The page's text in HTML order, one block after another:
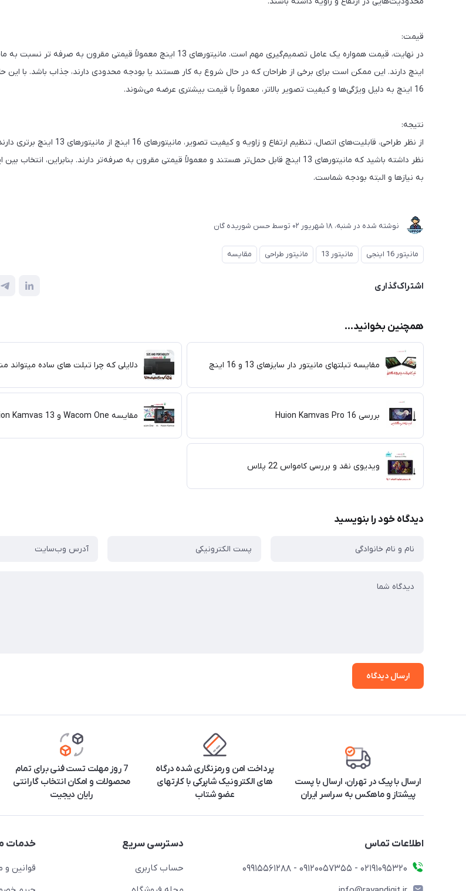
قیمت:
اینچ دارند. این ممکن است برای برخی از طراحان که در حال شروع به کار هستند یا بودجه محدودی دارند، جذاب باشد. با این
16 اینچ به دلیل ویژگی‌ها و کیفیت تصویر بالاتر، معمولاً با قیمت بیشتری عرضه می‌شوند.
نتیجه:
از نظر طراحی، قابلیت‌های اتصال، تنظیم ارتفاع و زاویه و کیفیت
نظر داشته باشید که مانیتورهای 13 اینچ قابل حمل‌تر هستند و معمولاً قیمتی مقرون به صرفه‌تر دارند. بنابراین،
به نیازها و البته بودجه شماست.
نوشته شده در شنبه، 18 شهریور 02 توسط حسن شوریده گان
مانیتور 16 اینجی مانیتور 13 مانیتور طراحی مقایسه
اشتراک‌گذاری
همچنین بخوانید...
مقایسه تبلتهای مانیتور دار سایزهای 13 و 16 اینچ دلایلی که چرا تبلت های ساده میتواند
بررسی Huion Kamvas Pro 16 مقایسه Wacom One و Huion Kamvas 13
ویدیوی نقد و بررسی کامواس 22 پلاس
دیدگاه خود را بنویسید
ارسال دیدگاه
ارسال با پیک در تهران، ارسال با پست
پیشتاز و ماهکس به سراسر ایران
پرداخت امن و رمزنگاری شده درگاه
های الکترونیک شاپرکی با کارتهای
عضو شتاب
7 روز مهلت تست فنی برای تمام
محصولات و امکان انتخاب گارانتی
رایان دیجیت
اطلاعات تماس
۰۲۱91095320 - 09120057355 - 09915561288
دسترسی سریع
حساب کاربری
خدمات
قوانین و